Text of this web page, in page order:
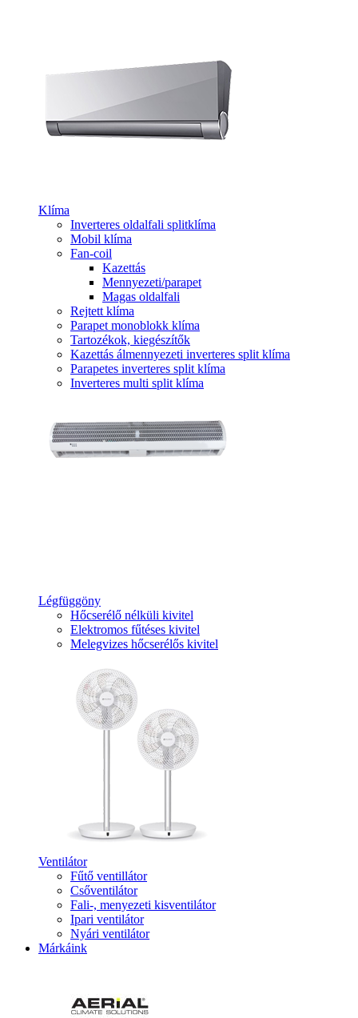
Klíma
Inverteres oldalfali splitklíma
Mobil klíma
Fan-coil
Kazettás
Mennyezeti/parapet
Magas oldalfali
Rejtett klíma
Parapet monoblokk klíma
Tartozékok, kiegészítők
Kazettás álmennyezeti inverteres split klíma
Parapetes inverteres split klíma
Inverteres multi split klíma
Légfüggöny
Hőcserélő nélküli kivitel
Elektromos fűtéses kivitel
Melegvizes hőcserélős kivitel
Ventilátor
Fűtő ventillátor
Csőventilátor
Fali-, menyezeti kisventilátor
Ipari ventilátor
Nyári ventilátor
Márkáink